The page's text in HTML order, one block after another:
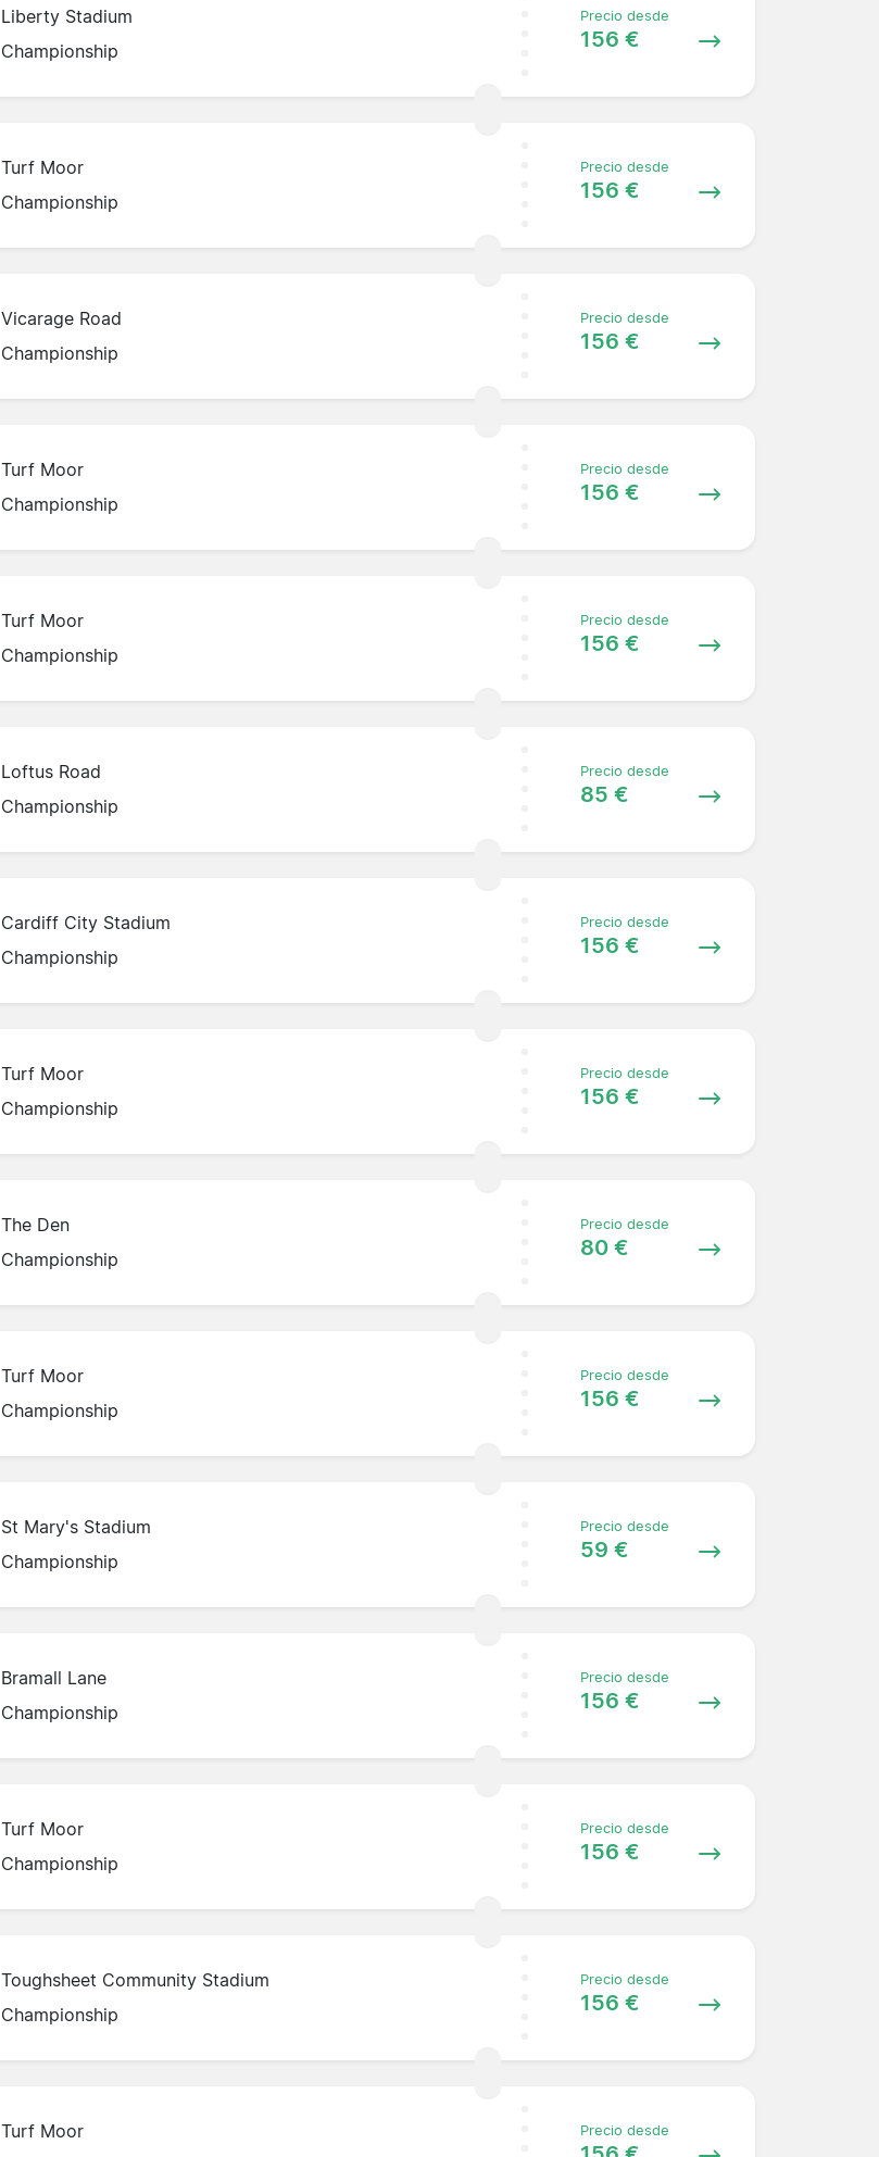
Liberty Stadium
Championship
Precio desde
156 €
Turf Moor
Championship
Precio desde
156 €
Vicarage Road
Championship
Precio desde
156 €
Turf Moor
Championship
Precio desde
156 €
Turf Moor
Championship
Precio desde
156 €
Loftus Road
Championship
Precio desde
85 €
Cardiff City Stadium
Championship
Precio desde
156 €
Turf Moor
Championship
Precio desde
156 €
The Den
Championship
Precio desde
80 €
Turf Moor
Championship
Precio desde
156 €
St Mary's Stadium
Championship
Precio desde
59 €
Bramall Lane
Championship
Precio desde
156 €
Turf Moor
Championship
Precio desde
156 €
Toughsheet Community Stadium
Championship
Precio desde
156 €
Turf Moor
Precio desde